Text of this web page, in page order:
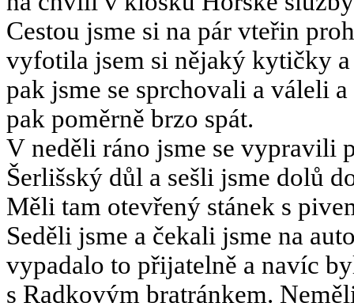
Cestou jsme si na pár vteřin
vyfotila jsem si nějaký kytičky a
pak jsme se sprchovali a váleli
pak poměrně brzo spát.
V neděli ráno jsme se vypravili
Šerlišský důl a sešli jsme dolů
Měli tam otevřený stánek s
Seděli jsme a čekali jsme na
vypadalo to přijatelně a navíc
s Radkovým bratránkem.